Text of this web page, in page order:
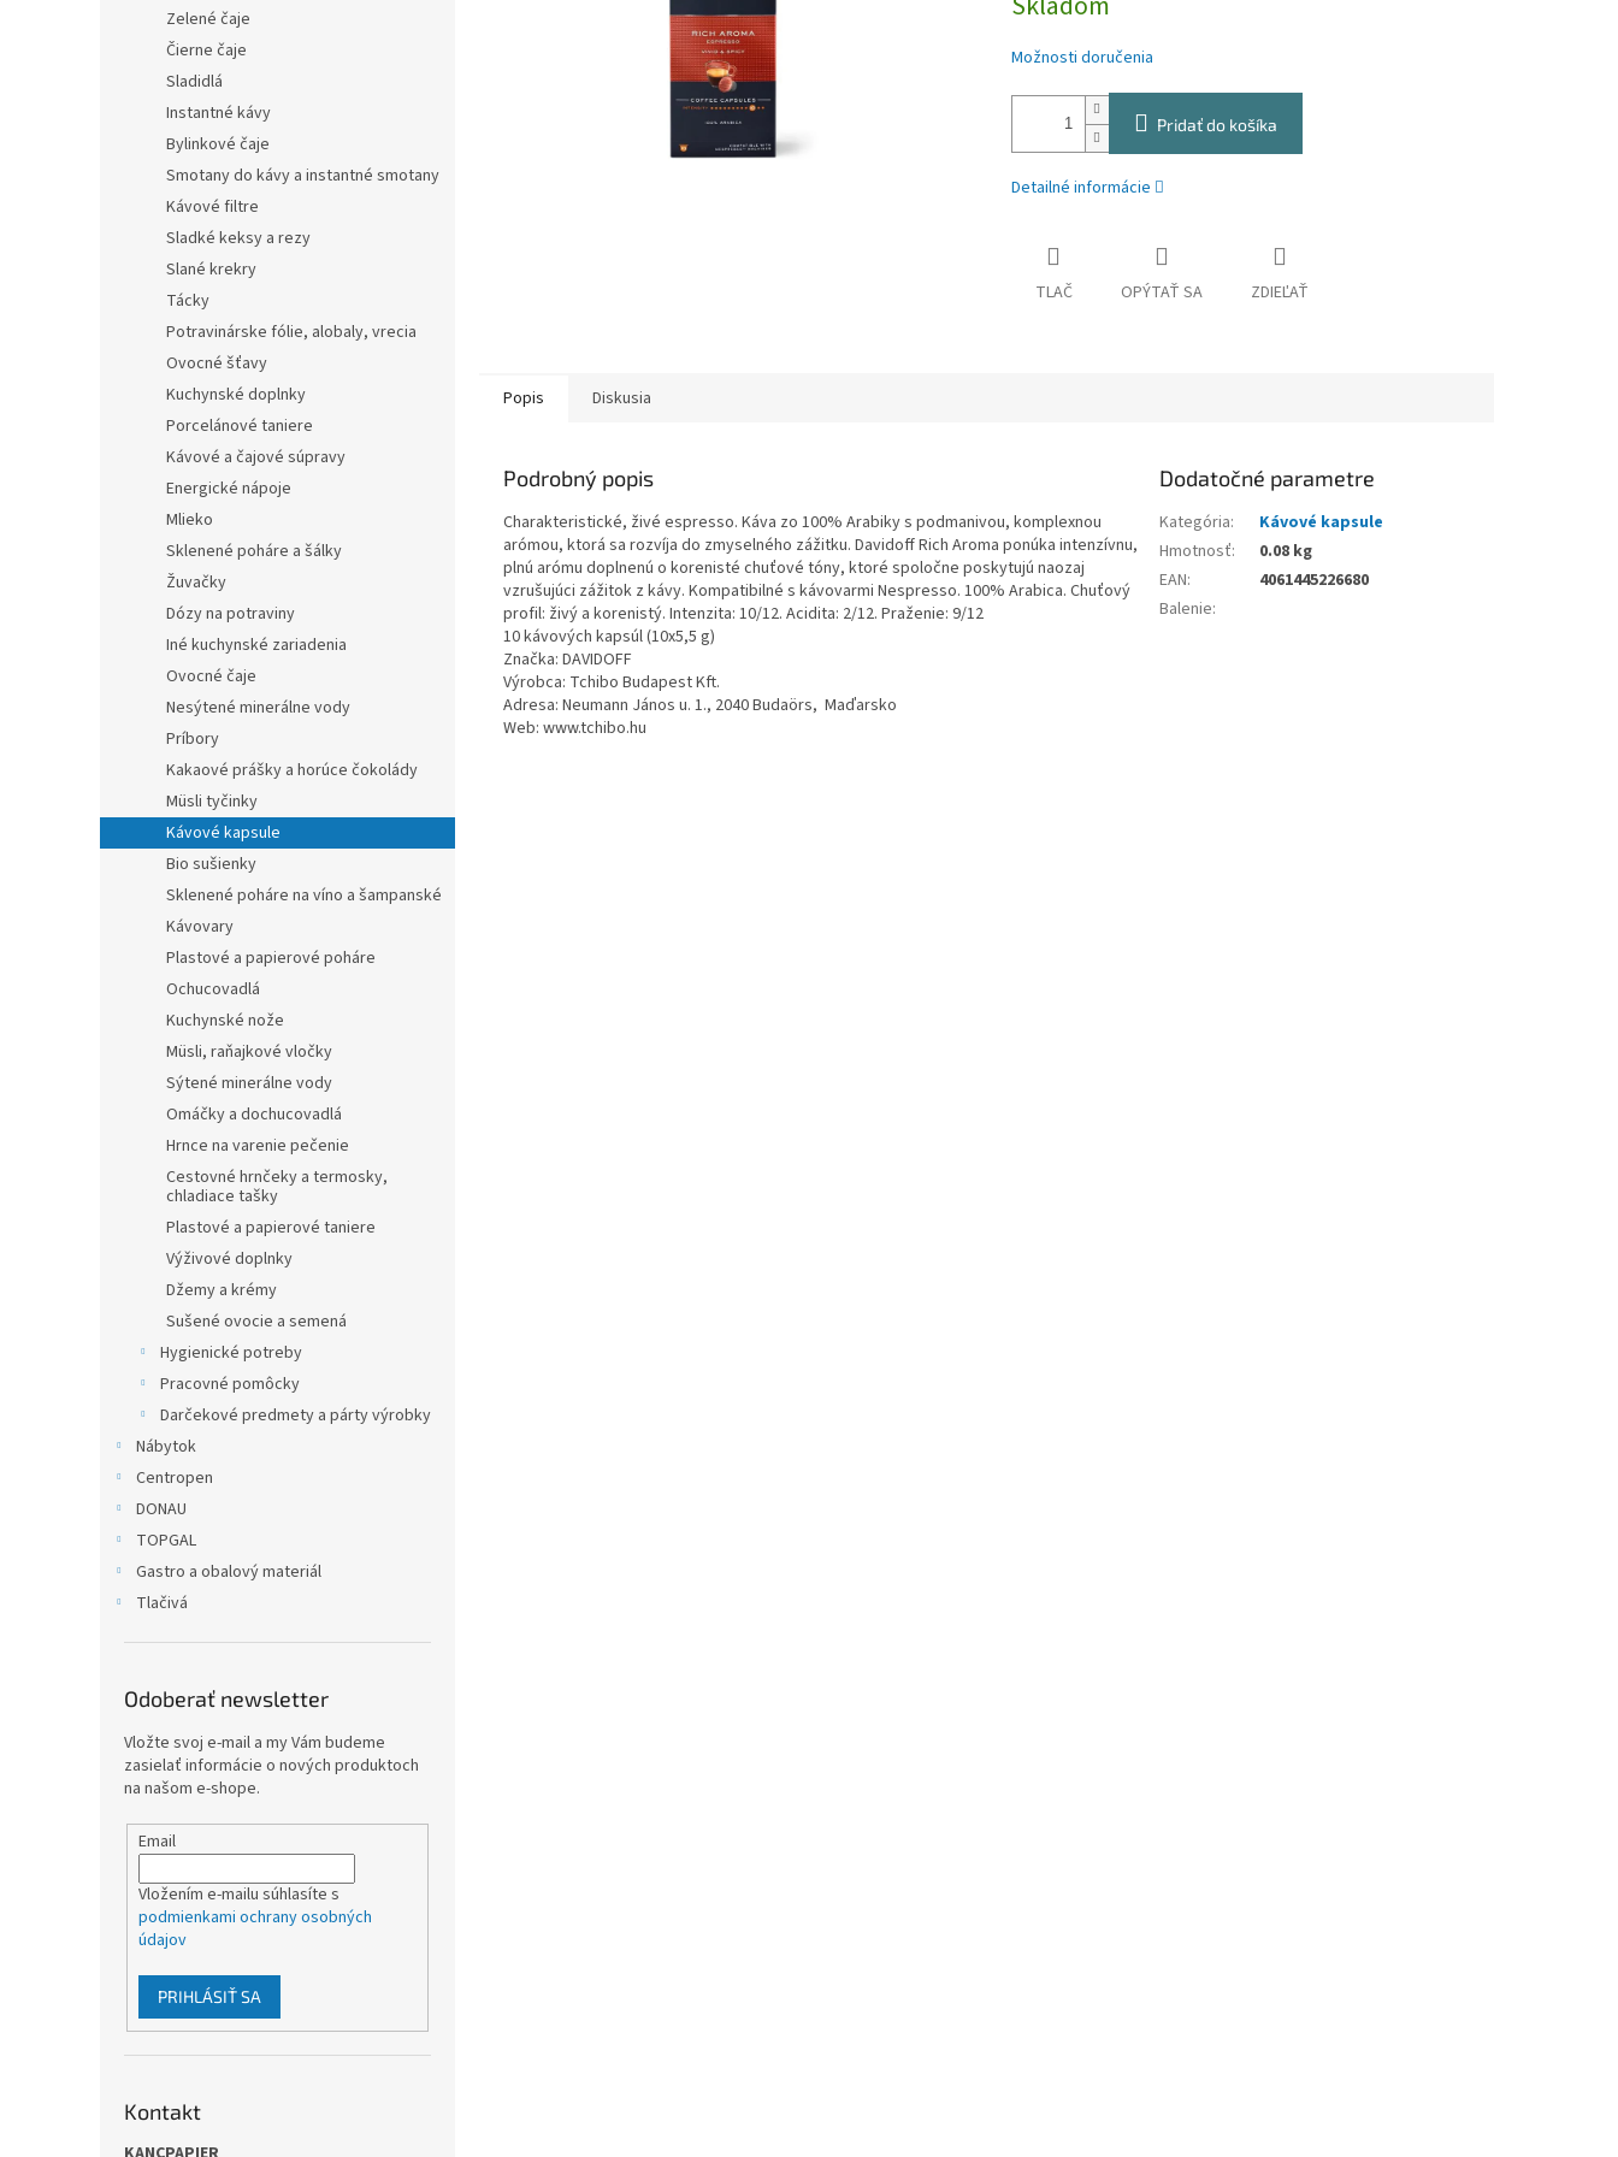
Zelené čaje
Čierne čaje
Sladidlá
Instantné kávy
Bylinkové čaje
Smotany do kávy a instantné smotany
Kávové filtre
Sladké keksy a rezy
Slané krekry
Tácky
Potravinárske fólie, alobaly, vrecia
Ovocné šťavy
Kuchynské doplnky
Porcelánové taniere
Kávové a čajové súpravy
Energické nápoje
Mlieko
Sklenené poháre a šálky
Žuvačky
Dózy na potraviny
Iné kuchynské zariadenia
Ovocné čaje
Nesýtené minerálne vody
Príbory
Kakaové prášky a horúce čokolády
Müsli tyčinky
Kávové kapsule
Bio sušienky
Sklenené poháre na víno a šampanské
Kávovary
Plastové a papierové poháre
Ochucovadlá
Kuchynské nože
Müsli, raňajkové vločky
Sýtené minerálne vody
Omáčky a dochucovadlá
Hrnce na varenie pečenie
Cestovné hrnčeky a termosky,
chladiace tašky
Plastové a papierové taniere
Výživové doplnky
Džemy a krémy
Sušené ovocie a semená
Hygienické potreby
Pracovné pomôcky
Darčekové predmety a párty výrobky
Nábytok
Centropen
DONAU
TOPGAL
Gastro a obalový materiál
Tlačivá
Odoberať newsletter
Vložte svoj e-mail a my Vám budeme
zasielať informácie o nových produktoch
na našom e-shope.
Email
Vložením e-mailu súhlasíte s
podmienkami ochrany osobných
údajov
PRIHLÁSIŤ SA
Kontakt
Možnosti doručenia
Pridať do košíka
Detailné informácie
TLAČ OPÝTAŤ SA ZDIEĽAŤ
Popis Diskusia
Podrobný popis
Charakteristické, živé espresso. Káva zo 100% Arabiky s podmanivou, komplexnou
arómou, ktorá sa rozvíja do zmyselného zážitku. Davidoff Rich Aroma ponúka intenzívnu,
plnú arómu doplnenú o korenisté chuťové tóny, ktoré spoločne poskytujú naozaj
vzrušujúci zážitok z kávy. Kompatibilné s kávovarmi Nespresso. 100% Arabica. Chuťový
profil: živý a korenistý. Intenzita: 10/12. Acidita: 2/12. Praženie: 9/12
10 kávových kapsúl (10x5,5 g)
Značka: DAVIDOFF
Výrobca: Tchibo Budapest Kft.
Adresa: Neumann János u. 1., 2040 Budaörs, Maďarsko
Web: www.tchibo.hu
Dodatočné parametre
Kategória:
Kávové kapsule
Hmotnosť:
0.08 kg
EAN:
4061445226680
Balenie: